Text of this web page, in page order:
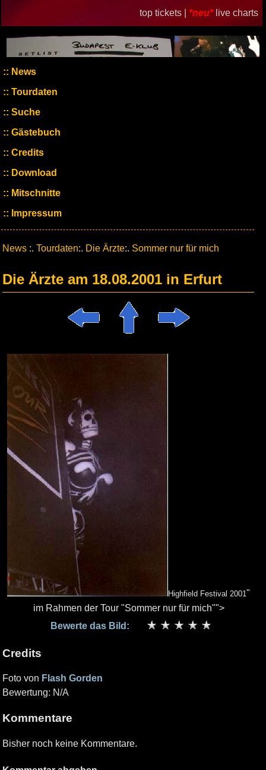
top tickets | *neu* live charts
News
Tourdaten
Suche
Gästebuch
Credits
Download
Mitschnitte
Impressum
News :. Tourdaten:. Die Ärzte:. Sommer nur für mich
Die Ärzte am 18.08.2001 in Erfurt
Highfield Festival 2001"
im Rahmen der Tour "Sommer nur für mich"">
Bewerte das Bild:
Credits
Foto von Flash Gorden
Bewertung: N/A
Kommentare
Bisher noch keine Kommentare.